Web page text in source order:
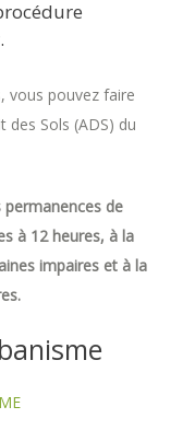
vous pouvez faire
des Sols (ADS) du
de
à 12 heures, à la
impaires et à la